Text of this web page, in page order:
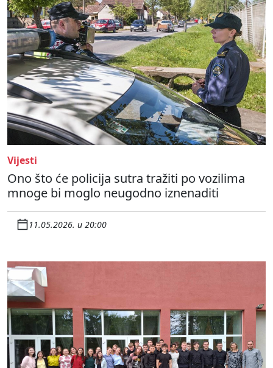
Vijesti
Ono što će policija sutra tražiti po vozilima
mnoge bi moglo neugodno iznenaditi
11.05.2026. u 20:00